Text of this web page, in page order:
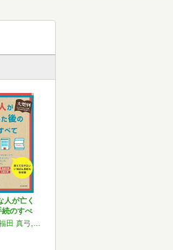
人が亡く
続のすべ